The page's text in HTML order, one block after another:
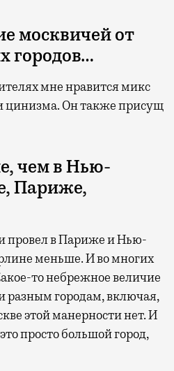
москвичей от
городов…
мне нравится микс
цинизма. Он также присущ
чем в Нью-
Париже,
провел в Париже и Нью-
меньше. И во многих
то небрежное величие
разным городам, включая,
этой манерности нет. И
просто большой город,